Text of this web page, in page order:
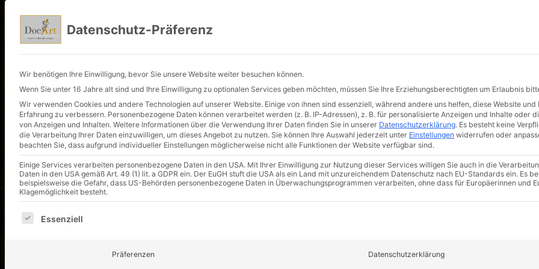
Datenschutz-Präferenz
Wir benötigen Ihre Einwilligung, bevor Sie unsere Website weiter besuchen können.
Wenn Sie unter 16 Jahre alt sind und Ihre Einwilligung zu optionalen Services geben möchten, müssen Sie Ihre Erziehungsberechtigten um Erlaubnis
Wir verwenden Cookies und andere Technologien auf unserer Website. Einige von ihnen sind essenziell, während andere uns helfen, diese Website und
Erfahrung zu verbessern. Personenbezogene Daten können verarbeitet werden (z. B. IP-Adressen), z. B. für personalisierte Anzeigen und Inhalte oder
von Anzeigen und Inhalten. Weitere Informationen über die Verwendung Ihrer Daten finden Sie in unserer Datenschutzerklärung. Es besteht keine
die Verarbeitung Ihrer Daten einzuwilligen, um dieses Angebot zu nutzen. Sie können Ihre Auswahl jederzeit unter Einstellungen widerrufen oder
beachten Sie, dass aufgrund individueller Einstellungen möglicherweise nicht alle Funktionen der Website verfügbar sind.
Einige Services verarbeiten personenbezogene Daten in den USA. Mit Ihrer Einwilligung zur Nutzung dieser Services willigen Sie auch in die
Daten in den USA gemäß Art. 49 (1) lit. a GDPR ein. Der EuGH stuft die USA als ein Land mit unzureichendem Datenschutz nach EU-Standards ein. Es
beispielsweise die Gefahr, dass US-Behörden personenbezogene Daten in Überwachungsprogrammen verarbeiten, ohne dass für Europäerinnen und
Klagemöglichkeit besteht.
Es folgt eine Liste der Service-Gruppen, für die eine Einwilligung erteilt werden kann. Die erste Service-Gruppe
Essenziell
Präferenzen Datenschutzerklärung